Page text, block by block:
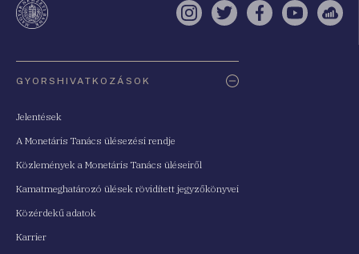
Instagram
TwitterFacebook
YouTube
GYORSHIVATKOZÁSOK
Jelentések
A Monetáris Tanács ülésezési rendje
Közlemények a Monetáris Tanács üléseiről
Kamatmeghatározó ülések rövidített jegyzőkönyvei
Közérdekű adatok
Karrier